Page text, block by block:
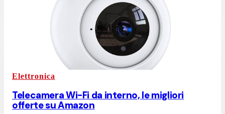
Elettronica
Telecamera Wi-Fi da interno, le migliori
offerte su Amazon